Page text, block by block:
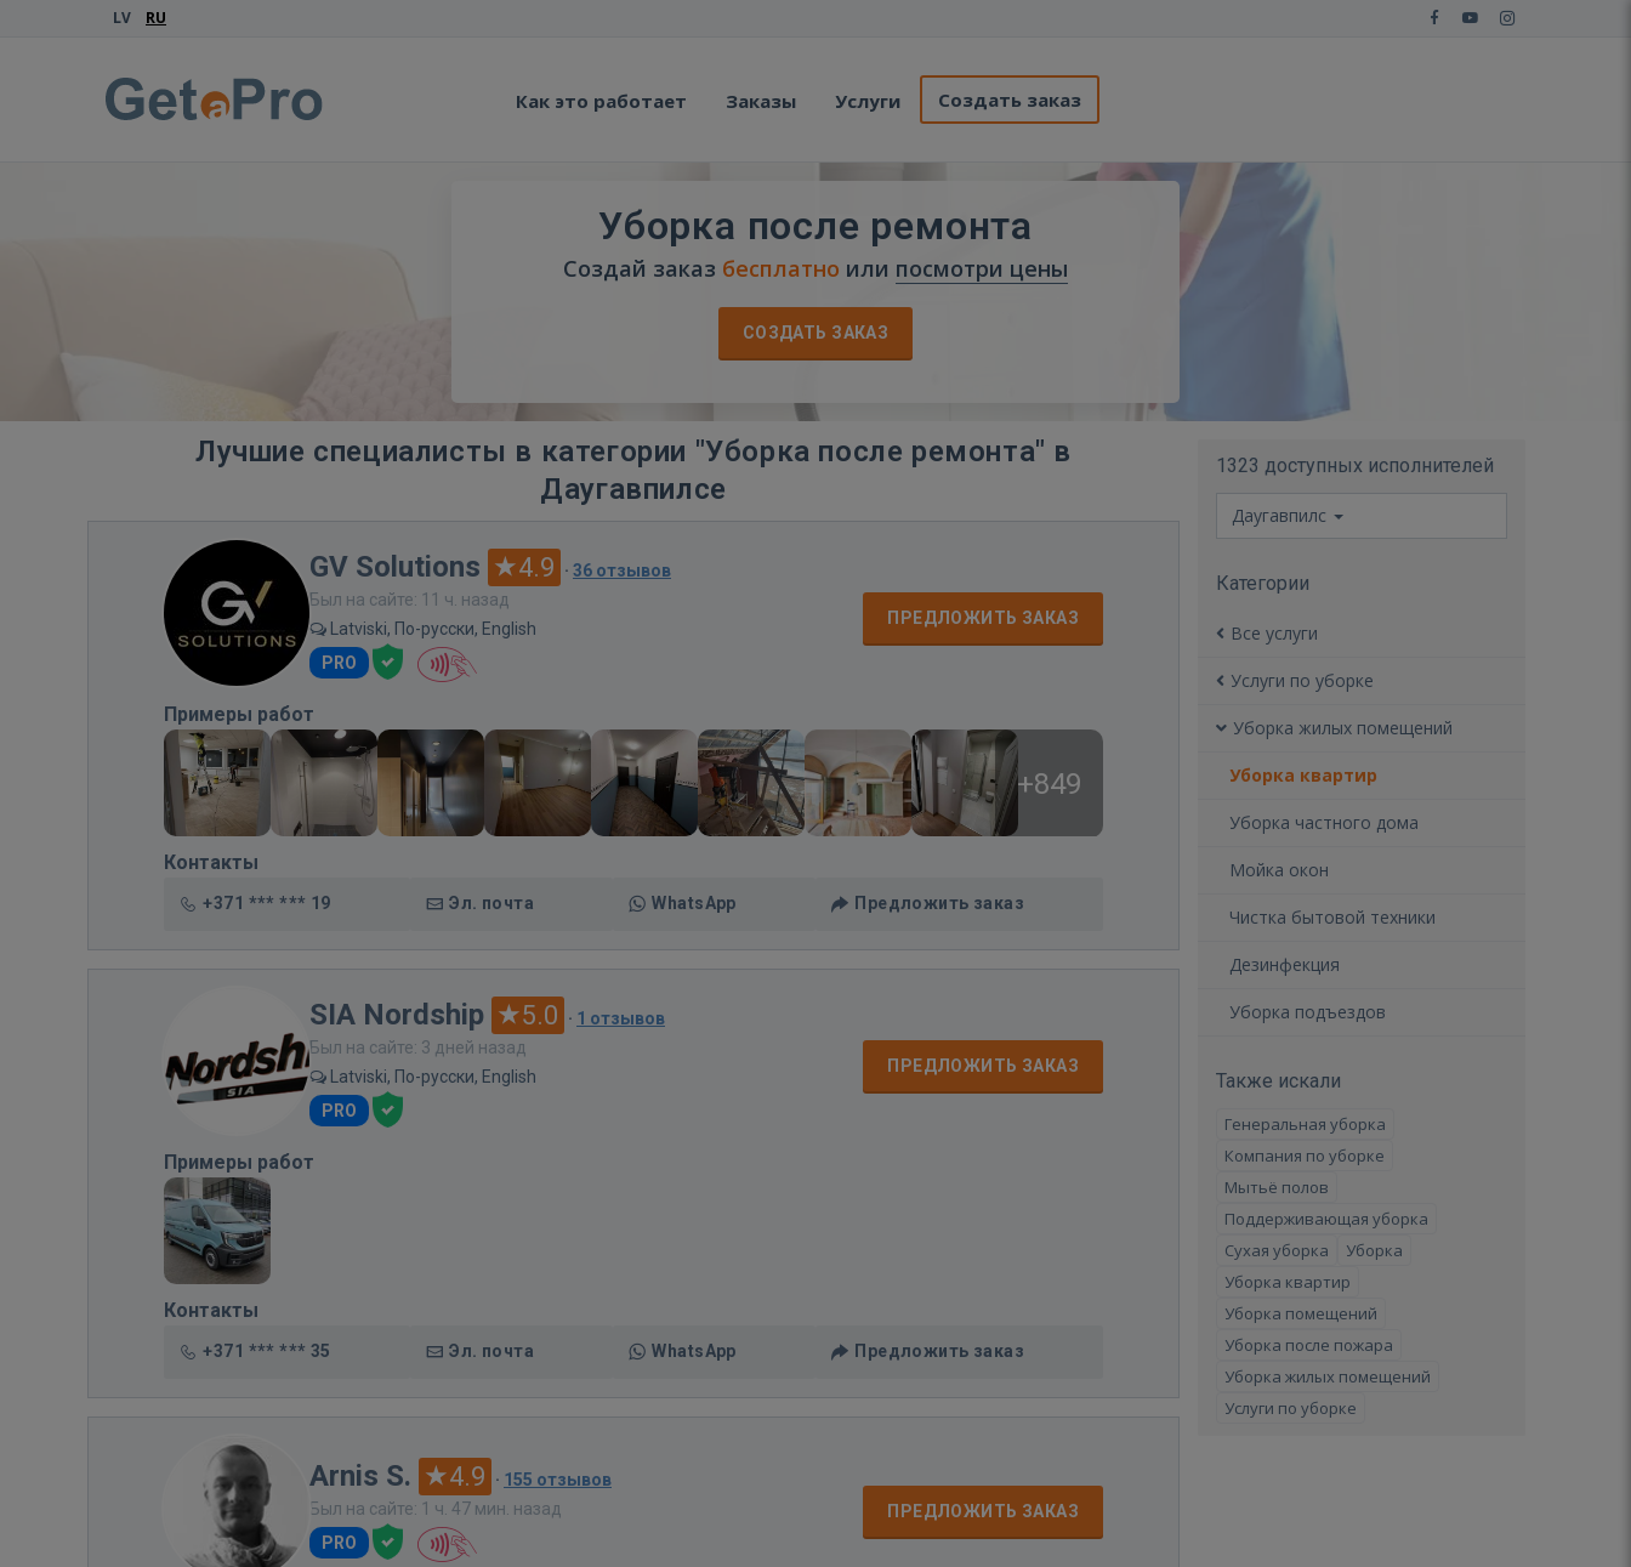
LV RU
Как это работает Заказы Услуги Создать заказ
Уборка после ремонта
Создай заказ бесплатно или посмотри цены
СОЗДАТЬ ЗАКАЗ
Лучшие специалисты в категории "Уборка после ремонта" в
Даугавпилсе
GV Solutions 4.9 · 36 отзывов
Был на сайте: 11 ч. назад
Latviski, По-русски, English
PRO
ПРЕДЛОЖИТЬ ЗАКАЗ
Примеры работ
+849
Контакты
+371 *** *** 19 Эл. почта WhatsApp Предложить заказ
SIA Nordship 5.0 · 1 отзывов
Был на сайте: 3 дней назад
Latviski, По-русски, English
PRO
ПРЕДЛОЖИТЬ ЗАКАЗ
Примеры работ
Контакты
+371 *** *** 35 Эл. почта WhatsApp Предложить заказ
Arnis S. 4.9 · 155 отзывов
Был на сайте: 1 ч. 47 мин. назад
PRO
ПРЕДЛОЖИТЬ ЗАКАЗ
1323 доступных исполнителей
Даугавпилс
Категории
Все услуги
Услуги по уборке
Уборка жилых помещений
Уборка квартир
Уборка частного дома
Мойка окон
Чистка бытовой техники
Дезинфекция
Уборка подъездов
Также искали
Генеральная уборка
Компания по уборке
Мытьё полов
Поддерживающая уборка
Сухая уборка
Уборка
Уборка квартир
Уборка помещений
Уборка после пожара
Уборка жилых помещений
Услуги по уборке